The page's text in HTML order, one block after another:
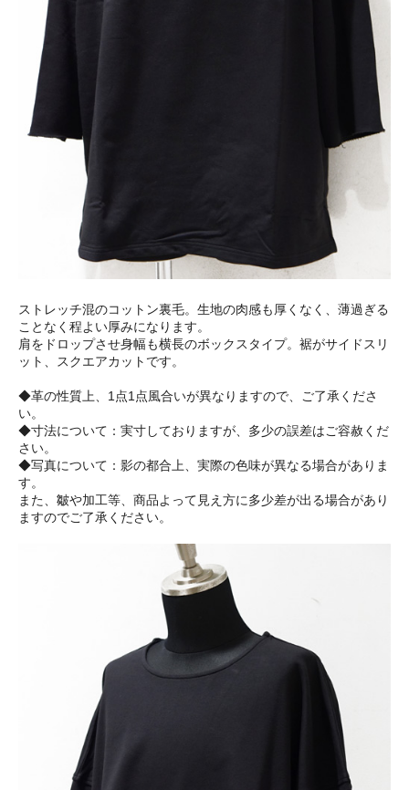
ストレッチ混のコットン裏毛。生地の肉感も厚くなく、薄過ぎる
ことなく程よい厚みになります。
肩をドロップさせ身幅も横長のボックスタイプ。裾がサイドスリ
ット、スクエアカットです。
◆革の性質上、1点1点風合いが異なりますので、ご了承くださ
い。
◆寸法について：実寸しておりますが、多少の誤差はご容赦くだ
さい。
◆写真について：影の都合上、実際の色味が異なる場合がありま
す。
また、皺や加工等、商品よって見え方に多少差が出る場合があり
ますのでご了承ください。